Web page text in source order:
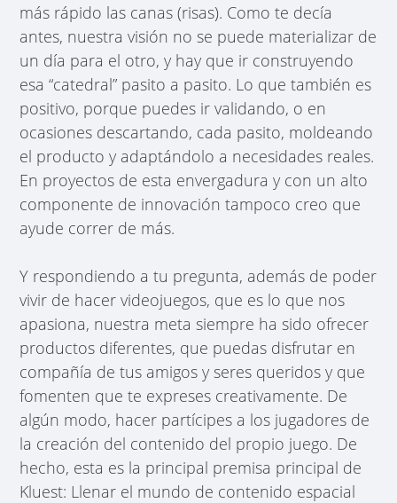
más rápido las canas (risas). Como te decía
antes, nuestra visión no se puede materializar de
un día para el otro, y hay que ir construyendo
esa “catedral” pasito a pasito. Lo que también es
positivo, porque puedes ir validando, o en
ocasiones descartando, cada pasito, moldeando
el producto y adaptándolo a necesidades reales.
En proyectos de esta envergadura y con un alto
componente de innovación tampoco creo que
ayude correr de más.
Y respondiendo a tu pregunta, además de poder
vivir de hacer videojuegos, que es lo que nos
apasiona, nuestra meta siempre ha sido ofrecer
productos diferentes, que puedas disfrutar en
compañía de tus amigos y seres queridos y que
fomenten que te expreses creativamente. De
algún modo, hacer partícipes a los jugadores de
la creación del contenido del propio juego. De
hecho, esta es la principal premisa principal de
Kluest: Llenar el mundo de contenido espacial